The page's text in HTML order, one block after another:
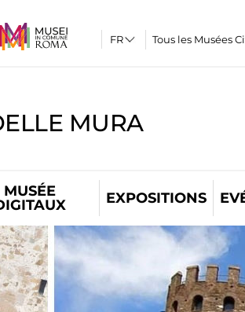
Tous les Musées
MURA
MUSÉE
EXPOSITIONS